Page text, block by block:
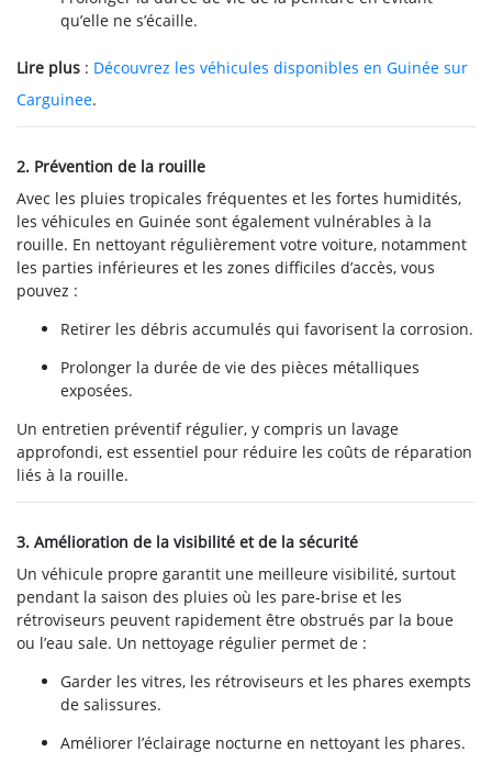
qu’elle ne s’écaille.
Lire plus : Découvrez les véhicules disponibles en Guinée sur
Carguinee.
2. Prévention de la rouille
Avec les pluies tropicales fréquentes et les fortes humidités,
les véhicules en Guinée sont également vulnérables à la
rouille. En nettoyant régulièrement votre voiture, notamment
les parties inférieures et les zones difficiles d’accès, vous
pouvez :
Retirer les débris accumulés qui favorisent la corrosion.
Prolonger la durée de vie des pièces métalliques
exposées.
Un entretien préventif régulier, y compris un lavage
approfondi, est essentiel pour réduire les coûts de réparation
liés à la rouille.
3. Amélioration de la visibilité et de la sécurité
Un véhicule propre garantit une meilleure visibilité, surtout
pendant la saison des pluies où les pare-brise et les
rétroviseurs peuvent rapidement être obstrués par la boue
ou l’eau sale. Un nettoyage régulier permet de :
Garder les vitres, les rétroviseurs et les phares exempts
de salissures.
Améliorer l’éclairage nocturne en nettoyant les phares.